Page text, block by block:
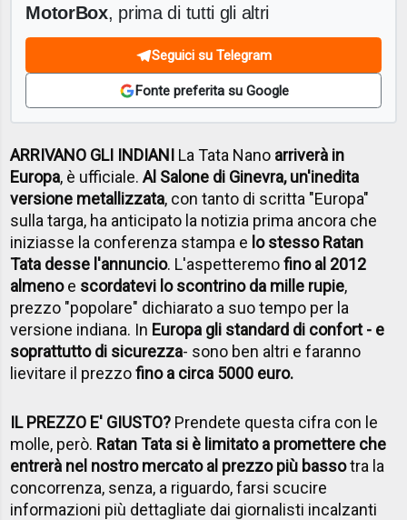
MotorBox, prima di tutti gli altri
Seguici su Telegram
Fonte preferita su Google
ARRIVANO GLI INDIANI La Tata Nano arriverà in
Europa, è ufficiale.Al Salone di Ginevra, un'inedita
versione metallizzata, con tanto di scritta "Europa"
sulla targa, ha anticipato la notizia prima ancora che
iniziasse la conferenza stampa e lo stesso Ratan
Tata desse l'annuncio. L'aspetteremofino al 2012
almenoe scordatevi lo scontrino da mille rupie,
prezzo "popolare" dichiarato a suo tempo per la
versione indiana. In Europa gli standard di confort - e
soprattutto di sicurezza- sono ben altri e faranno
lievitare il prezzofino a circa 5000 euro.
IL PREZZO E' GIUSTO? Prendete questa cifra con le
molle, però. Ratan Tata si è limitato a promettere che
entrerà nel nostro mercato al prezzo più bassotra la
concorrenza, senza, a riguardo, farsi scucire
informazioni più dettagliate dai giornalisti incalzanti